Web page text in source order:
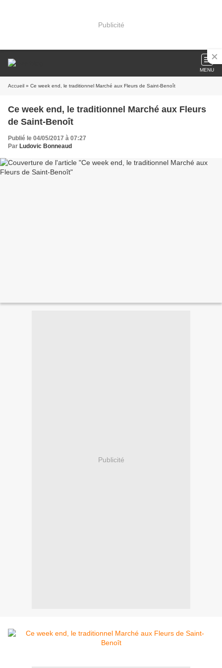
Publicité
MENU
Accueil » Ce week end, le traditionnel Marché aux Fleurs de Saint-Benoît
Ce week end, le traditionnel Marché aux Fleurs
de Saint-Benoît
Publié le 04/05/2017 à 07:27
Par Ludovic Bonneaud
Publicité